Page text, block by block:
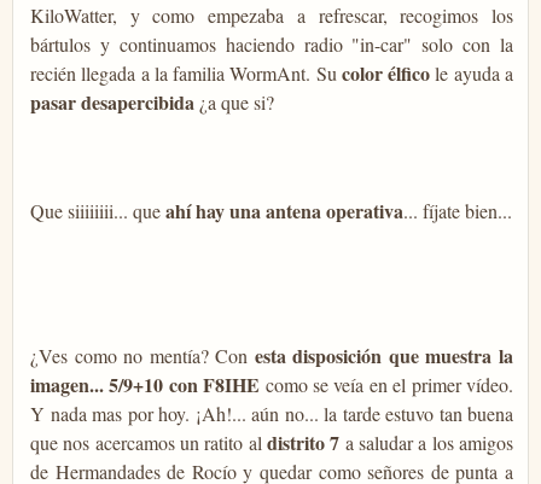
KiloWatter, y como empezaba a refrescar, recogimos los
bártulos y continuamos haciendo radio "in-car" solo con la
recién llegada a la familia WormAnt. Su color élficole ayuda a
pasar desapercibida ¿a que si?
Que siiiiiiii... queahí hay una antena operativa... fíjate bien...
¿Ves como no mentía? Con esta disposición que muestra la
imagen... 5/9+10 con F8IHE como se veía en el primer vídeo.
Y nada mas por hoy. ¡Ah!... aún no... la tarde estuvo tan buena
que nos acercamos un ratito al distrito 7 a saludar a los amigos
de Hermandades de Rocío y quedar como señores de punta a